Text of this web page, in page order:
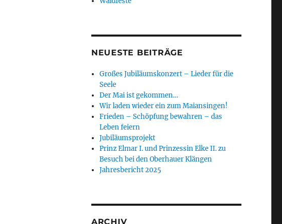
NEUESTE BEITRÄGE
Großes Jubiläumskonzert – Lieder für die
Seele
Der Mai ist gekommen…
Wir laden wieder ein zum Maiansingen!
Frieden – Schöpfung bewahren – das
Leben feiern
Jubiläumsprojekt
Prinz Elmar I. und Prinzessin Elke II. zu
Besuch bei den Oberhauer Klängen
Jahresbericht 2025
ARCHIV